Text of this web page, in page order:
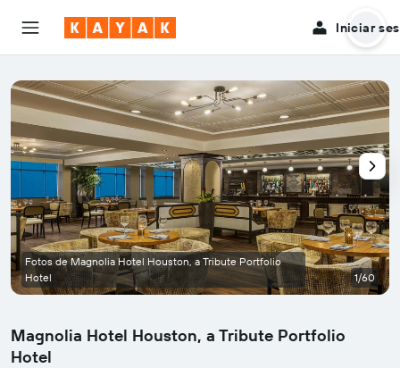
Iniciar
Magnolia Hotel Houston, a Tribute Portfolio
Hotel
Fotos de Magnolia Hotel Houston, a Tribute Portfolio
Hotel
1/60